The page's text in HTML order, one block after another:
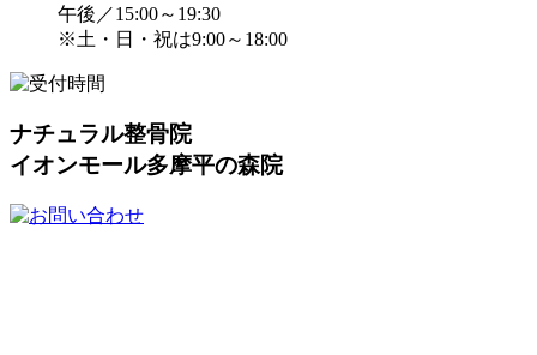
午後／15:00～19:30
※土・日・祝は9:00～18:00
ナチュラル整骨院
イオンモール多摩平の森院